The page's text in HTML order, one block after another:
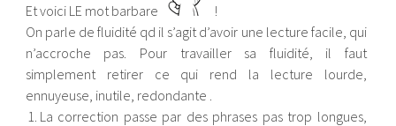
Et voici LE mot barbare
!
On parle de fluidité qd il s’agit d’avoir une lecture facile, qui
n’accroche pas. Pour travailler sa fluidité, il faut
simplement retirer ce qui rend la lecture lourde,
ennuyeuse, inutile, redondante .
La correction passe par des phrases pas trop longues,